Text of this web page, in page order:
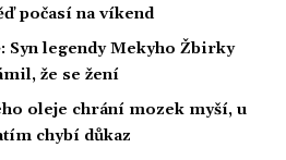
počasí na víkend
Syn legendy Mekyho Žbirky
že se žení
oleje chrání mozek myší, u
chybí důkaz